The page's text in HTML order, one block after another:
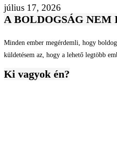
július 17, 2026
A BOLDOGSÁG
Minden ember megérdemli, hogy
küldetésem az, hogy a lehető legtöbb
Ki vagyok én?